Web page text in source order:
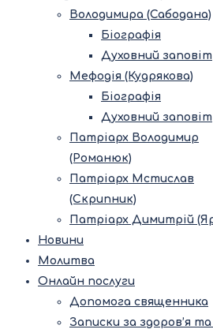
Володимира (Сабодана)
Біографія
Духовний заповіт
Мефодія (Кудрякова)
Біографія
Духовний заповіт
Патріарх Володимир
(Романюк)
Патріарх Мстислав
(Скрипник)
Патріарх Димитрій
Новини
Молитва
Онлайн послуги
Допомога священника
Записки за здоров’я та